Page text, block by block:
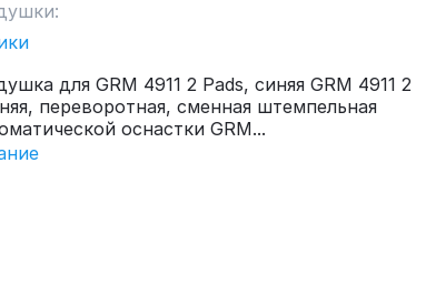
для GRM 4911 2 Pads, синяя GRM 4911 2
переворотная, сменная штемпельная
оснастки GRM...